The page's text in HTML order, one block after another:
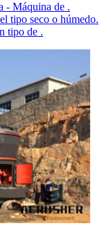
- Máquina de .
tipo seco o húmedo.
tipo de .